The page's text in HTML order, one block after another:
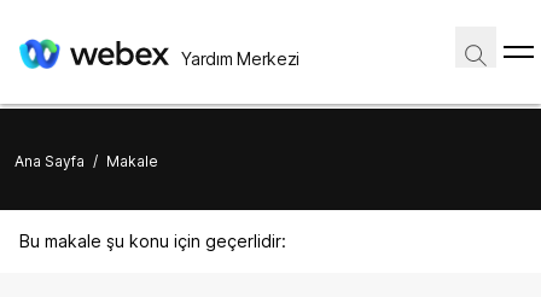
Yardım Merkezi
Ana Sayfa / Makale
Bu makale şu konu için geçerlidir: